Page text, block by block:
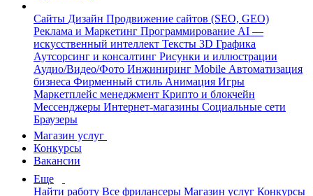
Сайты Дизайн Продвижение сайтов (SEO, GEO)
Реклама и Маркетинг Программирование AI —
искусственный интеллект Тексты 3D Графика
Аутсорсинг и консалтинг Рисунки и иллюстрации
Аудио/Видео/Фото Инжиниринг Mobile Автоматизация
бизнеса Фирменный стиль Анимация Игры
Маркетплейс менеджмент Крипто и блокчейн
Мессенджеры Интернет-магазины Социальные сети
Браузеры
Магазин услуг
Конкурсы
Вакансии
Еще
Найти работу Все фрилансеры Магазин услуг Конкурсы